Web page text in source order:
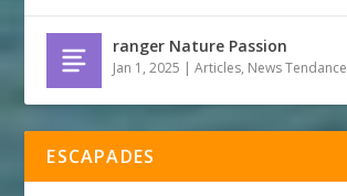
ranger Nature Passion
Jan 1, 2025 |Articles, News Tendance
ESCAPADES